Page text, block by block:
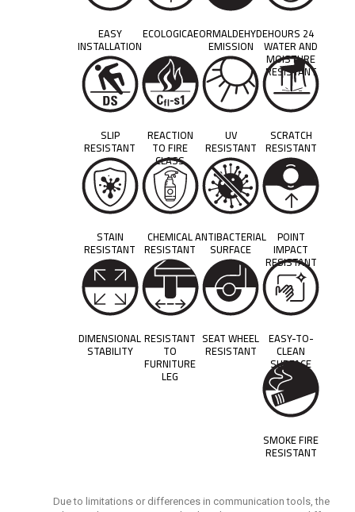
24 HOURS
WATER AND
MOISTURE
RESISTANT
FORMALDEHYDE
EMISSION
ECOLOGICAL
EASY
INSTALLATION
SCRATCH
RESISTANT
UV
RESISTANT
REACTION
TO FIRE
CLASS
SLIP
RESISTANT
POINT
IMPACT
RESISTANT
ANTIBACTERIAL
SURFACE
CHEMICAL
RESISTANT
STAIN
RESISTANT
EASY-TO-
CLEAN
SURFACE
SEAT WHEEL
RESISTANT
RESISTANT
TO
FURNITURE
LEG
DIMENSIONAL
STABILITY
SMOKE FIRE
RESISTANT
Due to limitations or differences in communication tools, the